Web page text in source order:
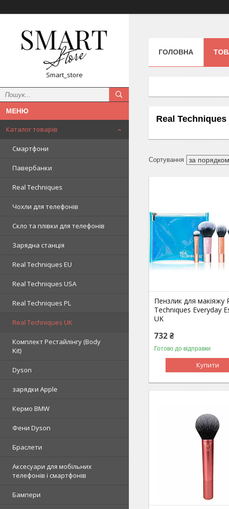
Smart_store
Каталог товарів
Смартфони
Павербанки
Real Techniques
Чохли для телефонів
Скло та плівки для телефонів
Зарядна станція
Real Techniques EU
Real Techniques USA
Real Techniques PL
Real Techniques UK
Комплект Рестайлінгу (Body
Kit)
Dyson
зарядки Apple
Кермо BMW
Фени Dyson
Браслети
Аксесуари для мобільних
телефонів і смартфонів
Бампери
ГОЛОВНА
Real Techniques
Пензлик для макіяжу
Techniques Everyday
UK
732 ₴
Готово до відправки
Купити